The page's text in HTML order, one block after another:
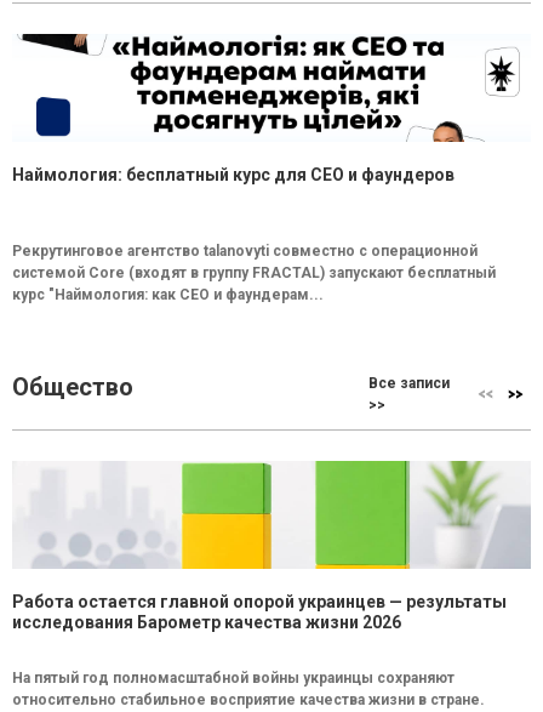
Наймология: бесплатный курс для CEO и фаундеров
Рекрутинговое агентство talanovyti совместно с операционной
системой Core (входят в группу FRACTAL) запускают бесплатный
курс "Наймология: как СEO и фаундерам...
Общество
Все записи
>>
Работа остается главной опорой украинцев — результаты
исследования Барометр качества жизни 2026
На пятый год полномасштабной войны украинцы сохраняют
относительно стабильное восприятие качества жизни в стране.